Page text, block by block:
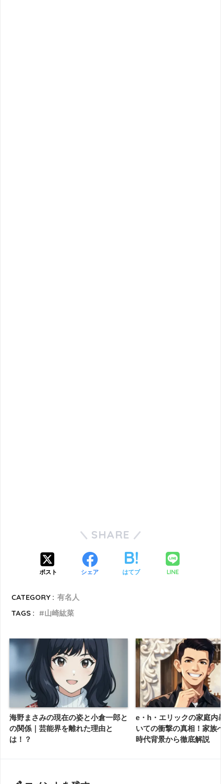
SHARE
ポスト シェア はてブ LINE
CATEGORY : 有名人
TAGS :
山崎紘菜
海野まさみの現在の姿と小倉一郎と
の関係｜芸能界を離れた理由と
は！？
e・h・エリックの家庭内
いての衝撃の真相！家族
時代背景から徹底解説